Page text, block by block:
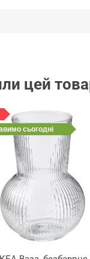
цей
сьогодні